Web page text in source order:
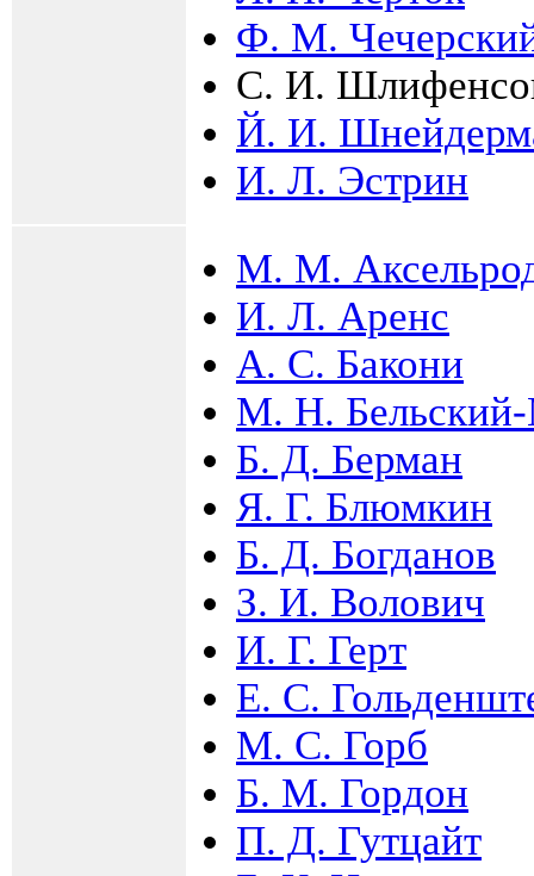
Ф. М.
С. И.
Й. И.
И. Л. Эстрин
М. М.
И. Л. Аренс
А. С. Бакони
М. Н.
Б. Д. Берман
Я. Г. Блюмкин
Б. Д. Богданов
З. И. Волович
И. Г. Герт
Е. С.
М. С. Горб
Б. М. Гордон
П. Д. Гутцайт